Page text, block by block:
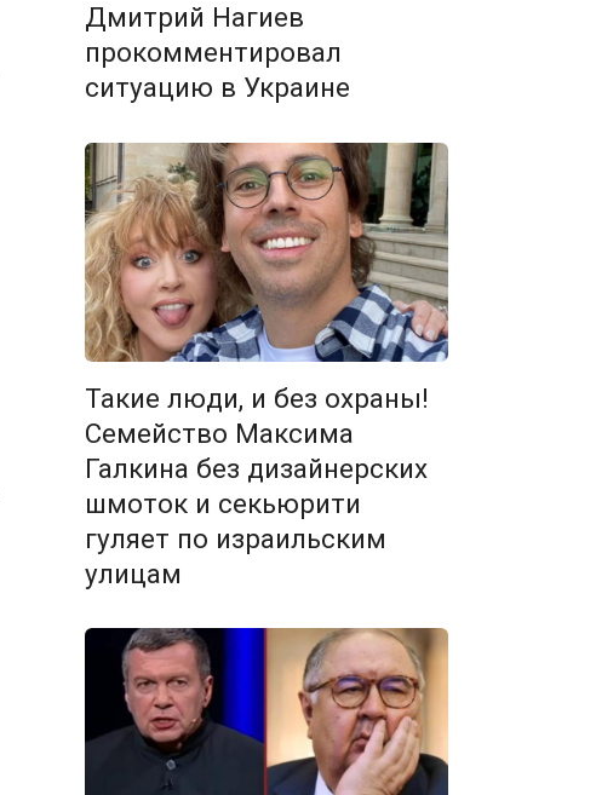
Дмитрий Нагиев
прокомментировал
ситуацию в Украине
Такие люди, и без охраны!
Семейство Максима
Галкина без дизайнерских
шмоток и секьюрити
гуляет по израильским
улицам